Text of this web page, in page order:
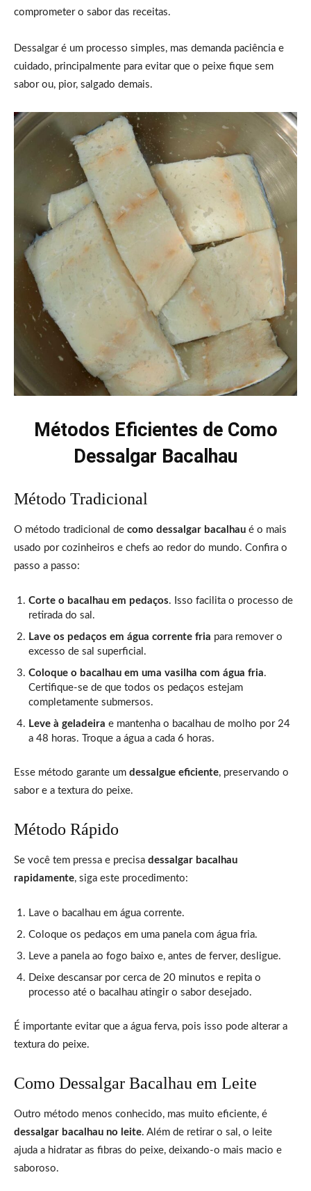
comprometer o sabor das receitas.
Dessalgar é um processo simples, mas demanda paciência e
cuidado, principalmente para evitar que o peixe fique sem
sabor ou, pior, salgado demais.
Métodos Eficientes de Como
Dessalgar Bacalhau
Método Tradicional
O método tradicional de como dessalgar bacalhau é o mais
usado por cozinheiros e chefs ao redor do mundo. Confira o
passo a passo:
Corte o bacalhau em pedaços. Isso facilita o processo de
retirada do sal.
Lave os pedaços em água corrente fria para remover o
excesso de sal superficial.
Coloque o bacalhau em uma vasilha com água fria.
Certifique-se de que todos os pedaços estejam
completamente submersos.
Leve à geladeira e mantenha o bacalhau de molho por 24
a 48 horas. Troque a água a cada 6 horas.
Esse método garante um dessalgue eficiente, preservando o
sabor e a textura do peixe.
Método Rápido
Se você tem pressa e precisa dessalgar bacalhau
rapidamente, siga este procedimento:
Lave o bacalhau em água corrente.
Coloque os pedaços em uma panela com água fria.
Leve a panela ao fogo baixo e, antes de ferver, desligue.
Deixe descansar por cerca de 20 minutos e repita o
processo até o bacalhau atingir o sabor desejado.
É importante evitar que a água ferva, pois isso pode alterar a
textura do peixe.
Como Dessalgar Bacalhau em Leite
Outro método menos conhecido, mas muito eficiente, é
dessalgar bacalhau no leite. Além de retirar o sal, o leite
ajuda a hidratar as fibras do peixe, deixando-o mais macio e
saboroso.